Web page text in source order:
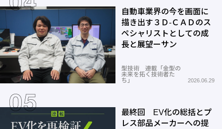
自動車業界の今を画面に
描き出す３Ｄ-ＣＡＤのス
ペシャリストとしての成
長と展望ーサン
型技術 連載「金型の
未来を拓く技術者た
ち」
2026.06.29
最終回 EV化の総括とプ
レス部品メーカーへの提